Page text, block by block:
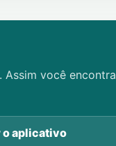
Assim você encontra
o aplicativo